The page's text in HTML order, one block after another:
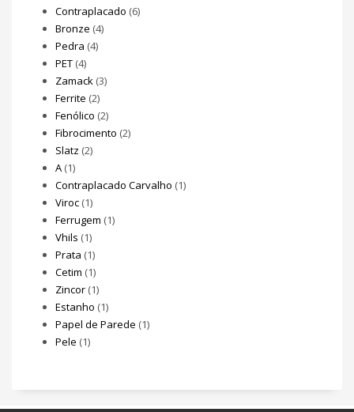
Contraplacado (6)
Bronze (4)
Pedra (4)
PET (4)
Zamack (3)
Ferrite (2)
Fenólico (2)
Fibrocimento (2)
Slatz (2)
A (1)
Contraplacado Carvalho (1)
Viroc (1)
Ferrugem (1)
Vhils (1)
Prata (1)
Cetim (1)
Zincor (1)
Estanho (1)
Papel de Parede (1)
Pele (1)